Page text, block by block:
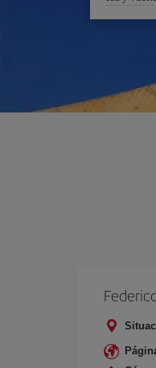
una
opción